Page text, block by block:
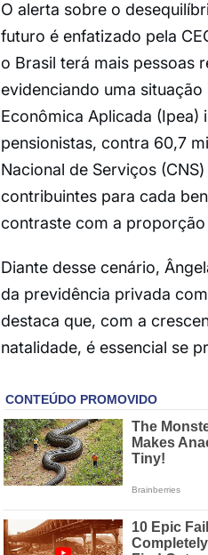
O alerta sobre o
futuro é enfatizado pela
o Brasil terá mais pessoas
evidenciando uma
Econômica Aplicada (Ipea)
pensionistas, contra 60,7
Nacional de Serviços
contribuintes para cada
contraste com a
Diante desse cenário,
da previdência privada
destaca que, com a
natalidade, é essencial se